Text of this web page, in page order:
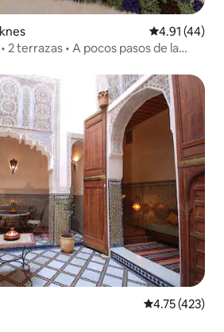
Calificación
4.91 (44)
2 terrazas • A pocos pasos de la
Calificación
4.75 (423)